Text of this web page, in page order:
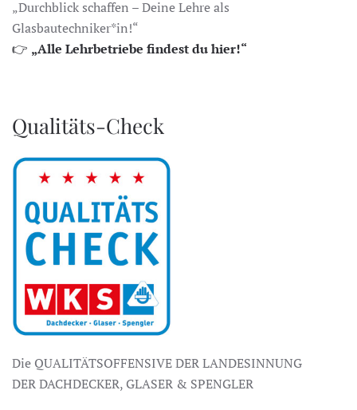
„Durchblick schaffen – Deine Lehre als
Glasbautechniker*in!“
👉 „Alle Lehrbetriebe findest du hier!“
Qualitäts-Check
Die QUALITÄTSOFFENSIVE DER LANDESINNUNG
DER DACHDECKER, GLASER & SPENGLER